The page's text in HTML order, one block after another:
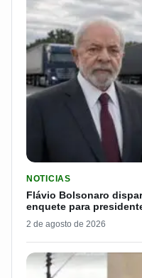
NOTICIAS
Flávio Bolsonaro
enquete para
2 de agosto de 2026